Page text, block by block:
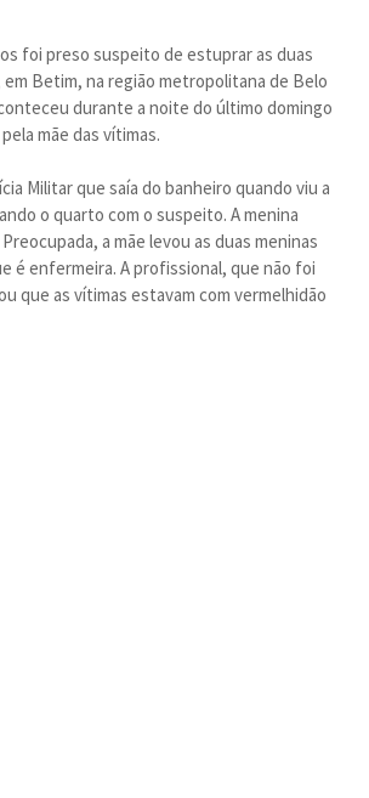
foi preso suspeito de estuprar as duas
em Betim, na região metropolitana de Belo
durante a noite do último domingo
mãe das vítimas.
Militar que saía do banheiro quando viu a
o quarto com o suspeito. A menina
a mãe levou as duas meninas
é enfermeira. A profissional, que não foi
que as vítimas estavam com vermelhidão